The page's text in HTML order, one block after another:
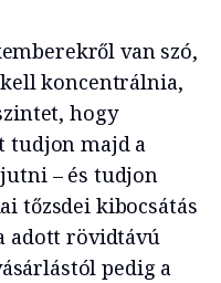
van szó,
koncentrálnia,
hogy
tudjon majd a
– és tudjon
tőzsdei kibocsátás
adott rövidtávú
pedig a